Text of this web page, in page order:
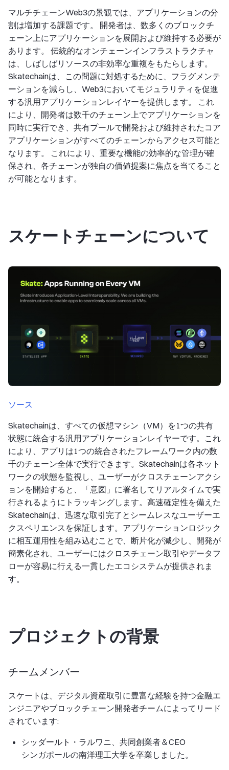
マルチチェーンWeb3の景観では、アプリケーションの分
割は増加する課題です。 開発者は、数多くのブロックチ
ェーン上にアプリケーションを展開および維持する必要が
あります。 伝統的なオンチェーンインフラストラクチャ
は、しばしばリソースの非効率な重複をもたらします。
Skatechainは、この問題に対処するために、フラグメンテ
ーションを減らし、Web3においてモジュラリティを促進
する汎用アプリケーションレイヤーを提供します。 これ
により、開発者は数千のチェーン上でアプリケーションを
同時に実行でき、共有プールで開発および維持されたコア
アプリケーションがすべてのチェーンからアクセス可能と
なります。 これにより、重要な機能の効率的な管理が確
保され、各チェーンが独自の価値提案に焦点を当てること
が可能となります。
スケートチェーンについて
ソース
Skatechainは、すべての仮想マシン（VM）を1つの共有
状態に統合する汎用アプリケーションレイヤーです。これ
により、アプリは1つの統合されたフレームワーク内の数
千のチェーン全体で実行できます。Skatechainは各ネット
ワークの状態を監視し、ユーザーがクロスチェーンアクシ
ョンを開始すると、「意図」に署名してリアルタイムで実
行されるようにトラッキングします。高速確定性を備えた
Skatechainは、迅速な取引完了とシームレスなユーザーエ
クスペリエンスを保証します。アプリケーションロジック
に相互運用性を組み込むことで、断片化が減少し、開発が
簡素化され、ユーザーにはクロスチェーン取引やデータフ
ローが容易に行える一貫したエコシステムが提供されま
す。
プロジェクトの背景
チームメンバー
スケートは、デジタル資産取引に豊富な経験を持つ金融エ
ンジニアやブロックチェーン開発者チームによってリード
されています:
シッダールト・ラルワニ、共同創業者＆CEO
シンガポールの南洋理工大学を卒業しました。